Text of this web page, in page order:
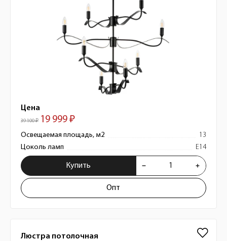
Цена
39 100 ₽ 19 999 ₽
Освещаемая площадь, м2
13
Цоколь ламп
E14
Купить
Опт
Люстра потолочная